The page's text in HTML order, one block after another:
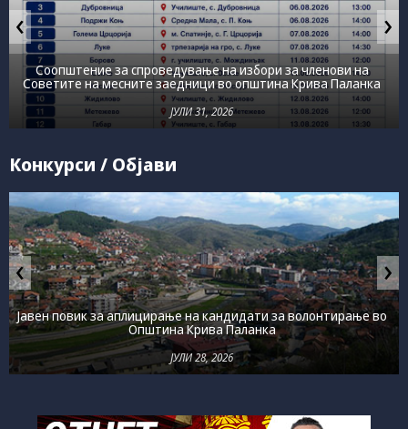
Соопштение за спроведување на избори за членови на
Советите на месните заедници во општина Крива Паланка
ЈУЛИ 31, 2026
‹ ›
Конкурси / Објави
Јавен повик за аплицирање на кандидати за волонтирање во
Општина Крива Паланка
ЈУЛИ 28, 2026
‹ ›
some
functionality
will
disappear
from the
website.
your
interests and
behavior as
you visit our
site, you
increase the
chance of
seeing
personalized
content and
offers.